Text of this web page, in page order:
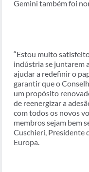
Gemini também foi
“Estou muito
indústria se juntarem
ajudar a redefinir o
garantir que o
um propósito
de reenergizar a
com todos os novos
membros sejam bem
Cuschieri, Presidente
Europa.